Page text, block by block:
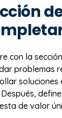
con la
problemas
de valor